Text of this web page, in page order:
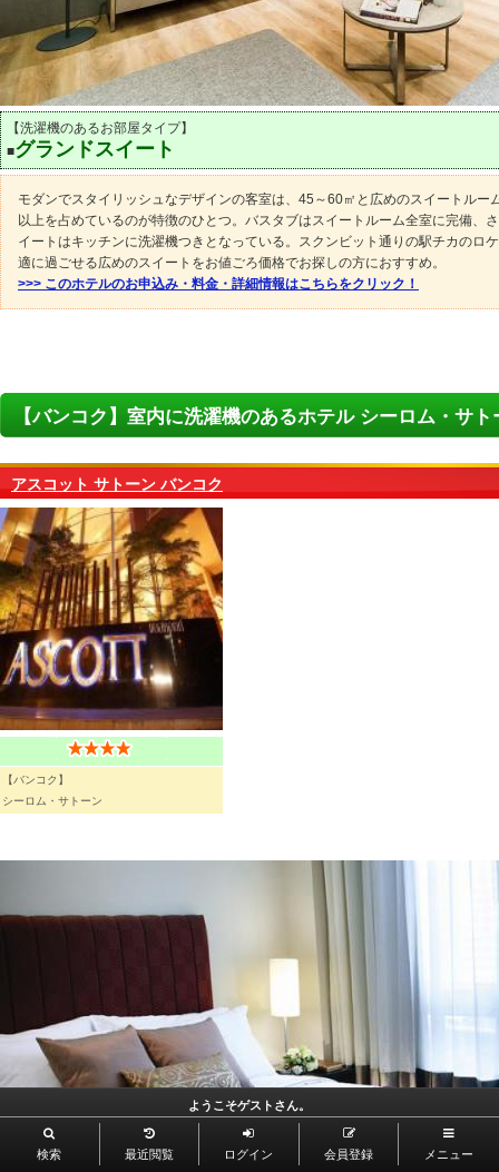
【洗濯機のあるお部屋タイプ】
■グランドスイート
モダンでスタイリッシュなデザインの客室は、45～60㎡と広めのスイートルー
以上を占めているのが特徴のひとつ。バスタブはスイートルーム全室に完備、
イートはキッチンに洗濯機つきとなっている。スクンビット通りの駅チカのロ
適に過ごせる広めのスイートをお値ごろ価格でお探しの方におすすめ。
>>> このホテルのお申込み・料金・詳細情報はこちらをクリック！
【バンコク】室内に洗濯機のあるホテル シーロム・サト
アスコット サトーン バンコク
【バンコク】
シーロム・サトーン
ようこそゲストさん。
検索 最近閲覧 ログイン 会員登録 メニュー